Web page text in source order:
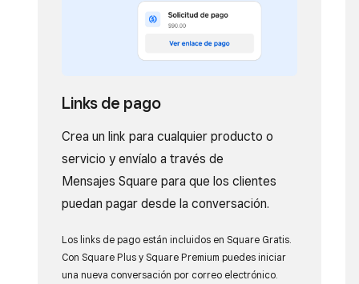
Links de pago
Crea un link para cualquier producto o
servicio y envíalo a través de
Mensajes Square para que los clientes
puedan pagar desde la conversación.
Los links de pago están incluidos en Square Gratis.
Con Square Plus y Square Premium puedes iniciar
una nueva conversación por correo electrónico.